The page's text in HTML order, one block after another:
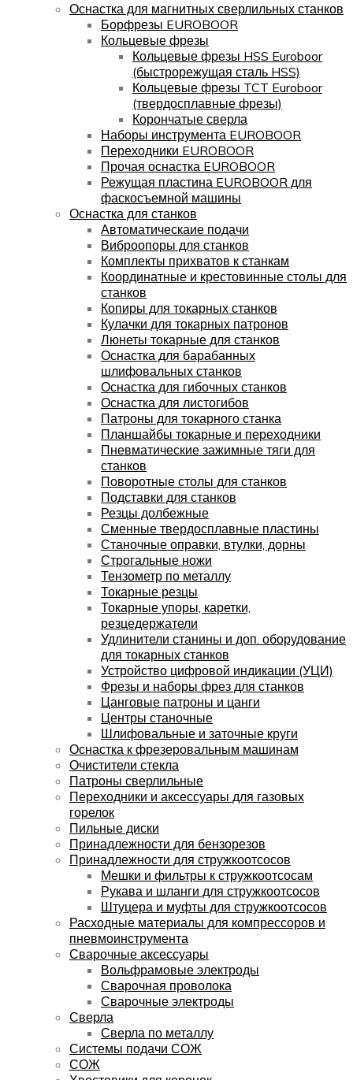
Оснастка для магнитных сверлильных станков
Борфрезы EUROBOOR
Кольцевые фрезы
Кольцевые фрезы HSS Euroboor
(быстрорежущая сталь HSS)
Кольцевые фрезы TCT Euroboor
(твердосплавные фрезы)
Корончатые сверла
Наборы инструмента EUROBOOR
Переходники EUROBOOR
Прочая оснастка EUROBOOR
Режущая пластина EUROBOOR для
фаскосъемной машины
Оснастка для станков
Автоматическаие подачи
Виброопоры для станков
Комплекты прихватов к станкам
Координатные и крестовинные столы для
станков
Копиры для токарных станков
Кулачки для токарных патронов
Люнеты токарные для станков
Оснастка для барабанных
шлифовальных станков
Оснастка для гибочных станков
Оснастка для листогибов
Патроны для токарного станка
Планшайбы токарные и переходники
Пневматические зажимные тяги для
станков
Поворотные столы для станков
Подставки для станков
Резцы долбежные
Сменные твердосплавные пластины
Станочные оправки, втулки, дорны
Строгальные ножи
Тензометр по металлу
Токарные резцы
Токарные упоры, каретки,
резцедержатели
Удлинители станины и доп. оборудование
для токарных станков
Устройство цифровой индикации (УЦИ)
Фрезы и наборы фрез для станков
Цанговые патроны и цанги
Центры станочные
Шлифовальные и заточные круги
Оснастка к фрезеровальным машинам
Очистители стекла
Патроны сверлильные
Переходники и аксессуары для газовых
горелок
Пильные диски
Принадлежности для бензорезов
Принадлежности для стружкоотсосов
Мешки и фильтры к стружкоотсосам
Рукава и шланги для стружкоотсосов
Штуцера и муфты для стружкоотсосов
Расходные материалы для компрессоров и
пневмоинструмента
Сварочные аксессуары
Вольфрамовые электроды
Сварочная проволока
Сварочные электроды
Сверла
Сверла по металлу
Системы подачи СОЖ
СОЖ